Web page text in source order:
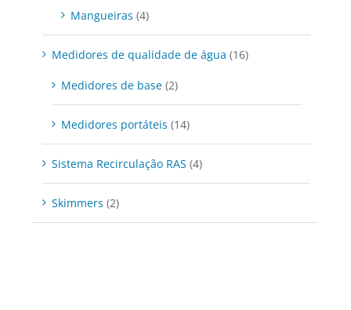
Mangueiras (4)
Medidores de qualidade de água (16)
Medidores de base (2)
Medidores portáteis (14)
Sistema Recirculação RAS (4)
Skimmers (2)